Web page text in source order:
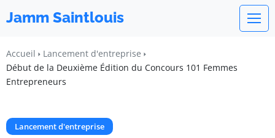
Jamm Saintlouis
Accueil
Lancement d'entreprise
Début de la Deuxième Édition du Concours 101 Femmes
Entrepreneurs
Lancement d'entreprise